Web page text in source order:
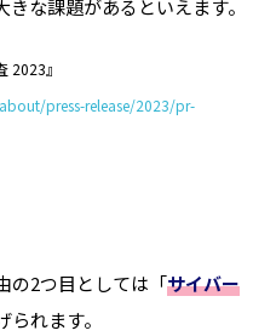
な課題があるといえます。
2023』
press-release/2023/pr-
の2つ目としては「サイバー
られます。